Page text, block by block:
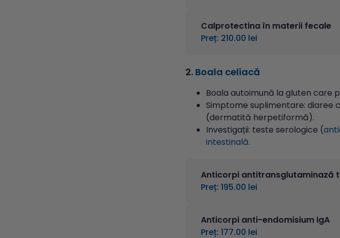
Calprotectina în materii fecale
Preț: 210.00 lei
2. Boala celiacă
Boala autoimună la gluten care
Simptome suplimentare: diaree
(dermatită herpetiformă).
Investigații: teste serologice (
intestinală.
Anticorpi antitransglutaminază
Preț: 195.00 lei
Anticorpi anti-endomisium IgA
Preț: 177.00 lei